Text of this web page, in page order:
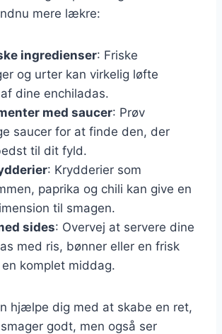
mere lækre:
ingredienser: Friske
og urter kan virkelig løfte
dine enchiladas.
med saucer: Prøv
saucer for at finde den, der
til dit fyld.
: Krydderier som
paprika og chili kan give en
til smagen.
sides: Overvej at servere dine
med ris, bønner eller en frisk
komplet middag.
hjælpe dig med at skabe en ret,
godt, men også ser